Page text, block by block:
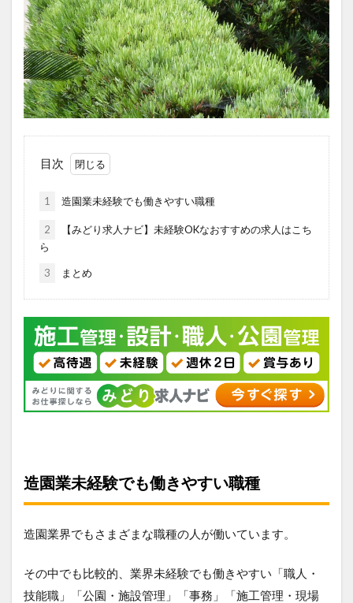
目次
1 造園業未経験でも働きやすい職種
2
【みどり求人ナビ】未経験OKなおすすめの求人はこち
ら
3 まとめ
造園業未経験でも働きやすい職種
造園業界でもさまざまな職種の人が働いています。
その中でも比較的、業界未経験でも働きやすい「職人・
技能職」「公園・施設管理」「事務」「施工管理・現場